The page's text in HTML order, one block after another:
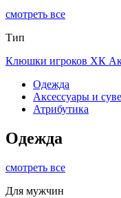
смотреть все
Тип
Клюшки игроков ХК
Одежда
Аксессуары и
Атрибутика
Одежда
смотреть все
Для мужчин